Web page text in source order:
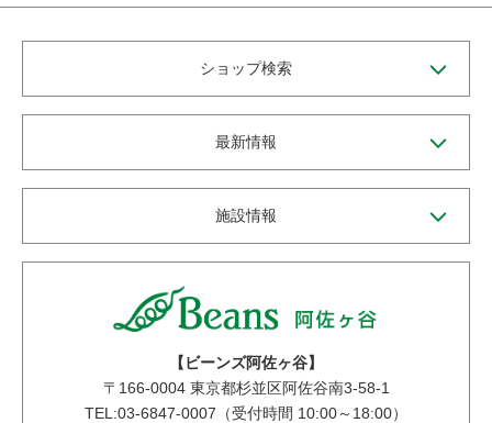
ショップ検索
最新情報
施設情報
【ビーンズ阿佐ヶ谷】
〒 166-0004東京都杉並区阿佐谷南3-58-1
TEL:03-6847-0007（受付時間 10:00～18:00）